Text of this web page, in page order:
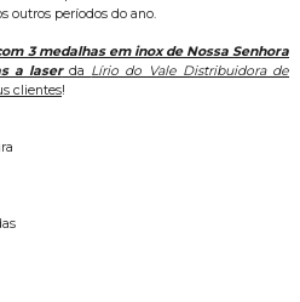
outros períodos do ano.
3 medalhas em inox de Nossa Senhora
a laserda Lírio do Vale Distribuidora de
clientes!